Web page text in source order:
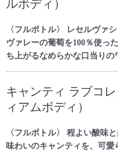
ルボディ）
〈フルボトル〉 レセルヴァ
ヴァレーの葡萄を100％使っ
ち上がるなめらかな口当りの
キャンティ ラブコ
ィアムボディ）
〈フルボトル〉 程よい酸味
味わいのキャンティを、可